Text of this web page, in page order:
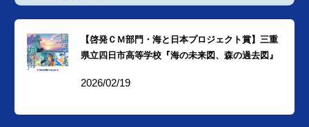
【啓発ＣＭ部門・海と日本プロジェクト賞】三重
県立四日市高等学校『海の未来図、森の過去図』
2026/02/19